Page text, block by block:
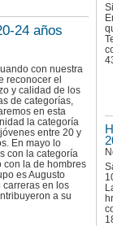
24 años
con nuestra
reconocer el
y calidad de los
de categorías,
en esta
la categoría
entre 20 y
En mayo lo
con la categoría
con la de hombres
es Augusto
carreras en los
a su